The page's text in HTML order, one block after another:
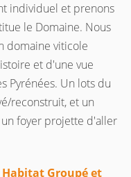
individuel et prenons
le Domaine. Nous
domaine viticole
et d'une vue
Pyrénées. Un lots du
reconstruit, et un
foyer projette d'aller
Habitat Groupé et